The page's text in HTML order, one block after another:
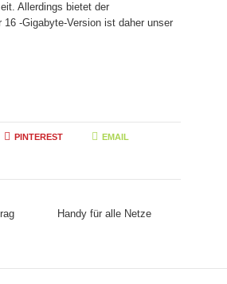
Allerdings bietet der
-Gigabyte-Version ist daher unser
PINTEREST EMAIL
Handy für alle Netze